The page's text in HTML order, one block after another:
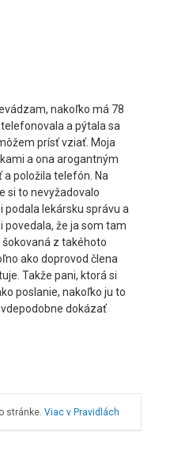
nakoľko má 78
a pýtala sa
prísť vziať. Moja
a ona arogantným
položila telefón. Na
si to nevyžadovalo
lekársku správu a
povedala, že ja som tam
z takéhoto
ako doprovod člena
Takže pani, ktorá si
poslanie, nakoľko ju to
dokázať
stránke. Viac v Pravidlách